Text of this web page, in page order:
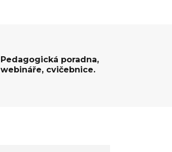
Pedagogická poradna,
webináře, cvičebnice.